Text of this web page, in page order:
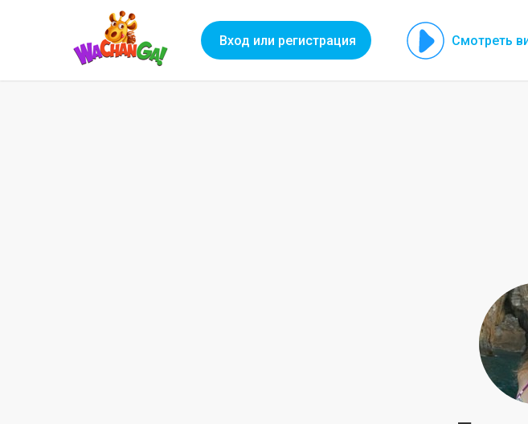
Вход или регистрация Смотреть